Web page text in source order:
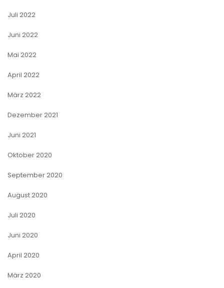
Juli 2022
Juni 2022
Mai 2022
April 2022
März 2022
Dezember 2021
Juni 2021
Oktober 2020
September 2020
August 2020
Juli 2020
Juni 2020
April 2020
März 2020